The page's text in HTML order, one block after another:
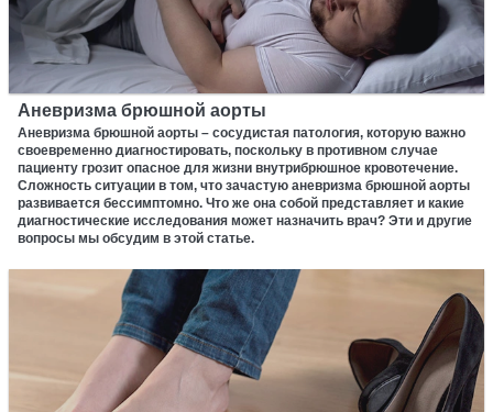
Аневризма брюшной аорты
Аневризма брюшной аорты – сосудистая патология, которую важно
своевременно диагностировать, поскольку в противном случае
пациенту грозит опасное для жизни внутрибрюшное кровотечение.
Сложность ситуации в том, что зачастую аневризма брюшной аорты
развивается бессимптомно. Что же она собой представляет и какие
диагностические исследования может назначить врач? Эти и другие
вопросы мы обсудим в этой статье.